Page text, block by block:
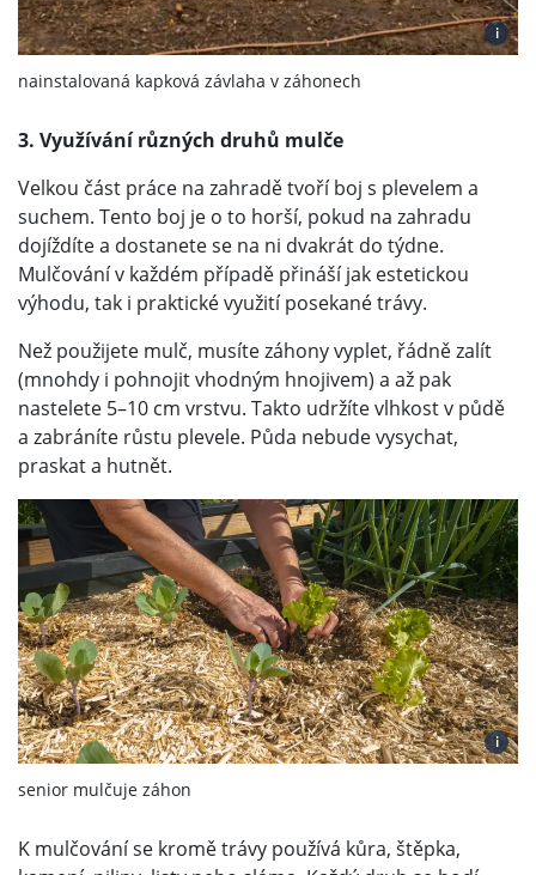
i
nainstalovaná kapková závlaha v záhonech
3. Využívání různých druhů mulče
Velkou část práce na zahradě tvoří boj s plevelem a
suchem. Tento boj je o to horší, pokud na zahradu
dojíždíte a dostanete se na ni dvakrát do týdne.
Mulčování v každém případě přináší jak estetickou
výhodu, tak i praktické využití posekané trávy.
Než použijete mulč, musíte záhony vyplet, řádně zalít
(mnohdy i pohnojit vhodným hnojivem) a až pak
nastelete 5–10 cm vrstvu. Takto udržíte vlhkost v půdě
a zabráníte růstu plevele. Půda nebude vysychat,
praskat a hutnět.
i
senior mulčuje záhon
K mulčování se kromě trávy používá kůra, štěpka,